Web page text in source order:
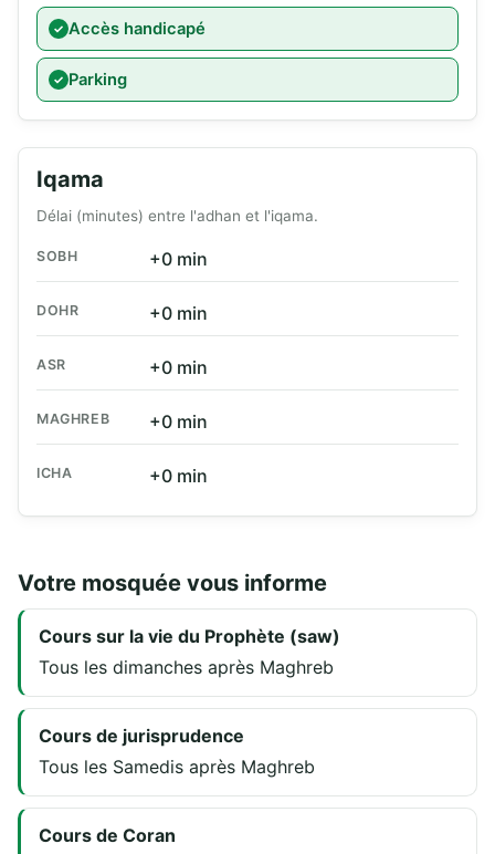
Accès handicapé
Parking
Iqama
Délai (minutes) entre l'adhan et l'iqama.
SOBH +0 min
DOHR +0 min
ASR +0 min
MAGHREB +0 min
ICHA +0 min
Votre mosquée vous informe
Cours sur la vie du Prophète (saw)
Tous les dimanches après Maghreb
Cours de jurisprudence
Tous les Samedis après Maghreb
Cours de Coran